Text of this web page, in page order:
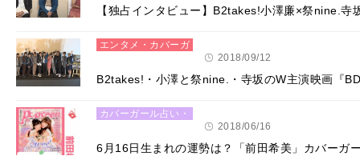
【独占インタビュー】B2takes!小澤廉×祭nine.
エンタメ・カバーガ
2018/09/12
B2takes!・小澤と祭nine.・寺坂のW主演映画『
カバーガール占い・
2018/06/16
6月16日生まれの運勢は？「前田希美」カバーガ